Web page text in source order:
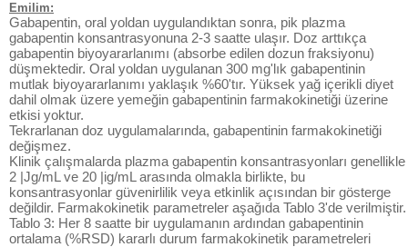
Emilim:
Gabapentin, oral yoldan uygulandıktan sonra, pik plazma
gabapentin konsantrasyonuna 2-3 saatte ulaşır. Doz arttıkça
gabapentin biyoyararlanımı (absorbe edilen dozun fraksiyonu)
düşmektedir. Oral yoldan uygulanan 300 mg'lık gabapentinin
mutlak biyoyararlanımı yaklaşık %60'tır. Yüksek yağ içerikli diyet
dahil olmak üzere yemeğin gabapentinin farmakokinetiği üzerine
etkisi yoktur.
Tekrarlanan doz uygulamalarında, gabapentinin farmakokinetiği
değişmez.
Klinik çalışmalarda plazma gabapentin konsantrasyonları genellikle
2 |Jg/mL ve 20 |ig/mL arasında olmakla birlikte, bu
konsantrasyonlar güvenirlilik veya etkinlik açısından bir gösterge
değildir. Farmakokinetik parametreler aşağıda Tablo 3'de verilmiştir.
Tablo 3: Her 8 saatte bir uygulamanın ardından gabapentinin
ortalama (%RSD) kararlı durum farmakokinetik parametreleri